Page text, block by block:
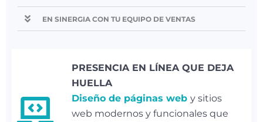
EN SINERGIA CON TU EQUIPO DE VENTAS
PRESENCIA EN LÍNEA QUE DEJA
HUELLA
Diseño de páginas web y sitios
web modernos y funcionales que